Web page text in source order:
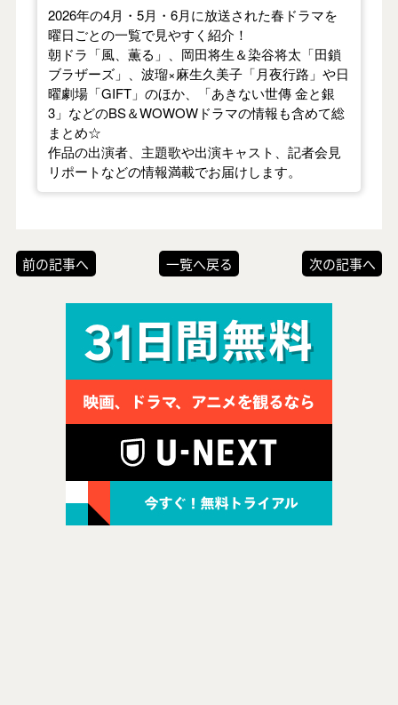
2026年の4月・5月・6月に放送された春ドラマを
曜日ごとの一覧で見やすく紹介！
朝ドラ「風、薫る」、岡田将生＆染谷将太「田鎖
ブラザーズ」、波瑠×麻生久美子「月夜行路」や日
曜劇場「GIFT」のほか、「あきない世傳 金と銀
3」などのBS＆WOWOWドラマの情報も含めて総
まとめ☆
作品の出演者、主題歌や出演キャスト、記者会見
リポートなどの情報満載でお届けします。
前の記事へ 一覧へ戻る 次の記事へ